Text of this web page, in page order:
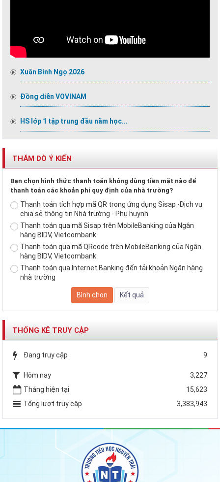
Xuân Bính Ngọ 2026
Đồng diễn VOVINAM
HS lớp 1 tập trung đầu năm học...
THĂM DÒ Ý KIẾN
Bạn chọn hình thức thanh toán không dùng tiền mặt nào để
thanh toán các khoản phí quy định của nhà trường?
Thanh toán tích hợp mã QR trong ứng dụng Sisap -Dịch vụ
chia sẻ thông tin Nhà trường - Phụ huynh
Thanh toán qua mã Sisap trên MobileBanking của Ngân
hàng BIDV, Vietcombank
Thanh toán qua mã QRcode trên MobileBanking của Ngân
hàng BIDV, Vietcombank
Thanh toán qua Internet Banking đến tải khoản Ngân hàng
nhà trường
THỐNG KÊ TRUY CẬP
Đang truy cập 9
Hôm nay
3,227
Tháng hiện tại
15,623
Tổng lượt truy cập
3,383,943